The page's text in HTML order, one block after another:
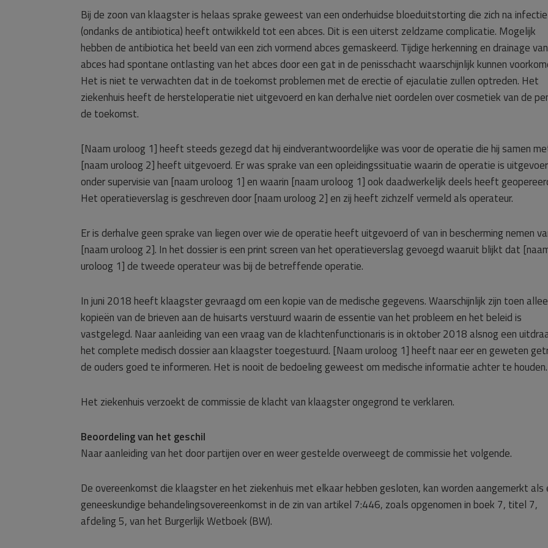
Bij de zoon van klaagster is helaas sprake geweest van een onderhuidse bloeduitstorting die zich na infectie
(ondanks de antibiotica) heeft ontwikkeld tot een abces. Dit is een uiterst zeldzame complicatie. Mogelijk
hebben de antibiotica het beeld van een zich vormend abces gemaskeerd. Tijdige herkenning en drainage
abces had spontane ontlasting van het abces door een gat in de penisschacht waarschijnlijk kunnen
Het is niet te verwachten dat in de toekomst problemen met de erectie of ejaculatie zullen optreden. Het
ziekenhuis heeft de hersteloperatie niet uitgevoerd en kan derhalve niet oordelen over cosmetiek van de
de toekomst.
[Naam uroloog 1] heeft steeds gezegd dat hij eindverantwoordelijke was voor de operatie die hij samen
[naam uroloog 2] heeft uitgevoerd. Er was sprake van een opleidingssituatie waarin de operatie is
onder supervisie van [naam uroloog 1] en waarin [naam uroloog 1] ook daadwerkelijk deels heeft
Het operatieverslag is geschreven door [naam uroloog 2] en zij heeft zichzelf vermeld als operateur.
Er is derhalve geen sprake van liegen over wie de operatie heeft uitgevoerd of van in bescherming nemen
[naam uroloog 2]. In het dossier is een print screen van het operatieverslag gevoegd waaruit blijkt dat
uroloog 1] de tweede operateur was bij de betreffende operatie.
In juni 2018 heeft klaagster gevraagd om een kopie van de medische gegevens. Waarschijnlijk zijn toen
kopieën van de brieven aan de huisarts verstuurd waarin de essentie van het probleem en het beleid is
vastgelegd. Naar aanleiding van een vraag van de klachtenfunctionaris is in oktober 2018 alsnog een
het complete medisch dossier aan klaagster toegestuurd. [Naam uroloog 1] heeft naar eer en geweten
de ouders goed te informeren. Het is nooit de bedoeling geweest om medische informatie achter te houden.
Het ziekenhuis verzoekt de commissie de klacht van klaagster ongegrond te verklaren.
Beoordeling van het geschil
Naar aanleiding van het door partijen over en weer gestelde overweegt de commissie het volgende.
De overeenkomst die klaagster en het ziekenhuis met elkaar hebben gesloten, kan worden aangemerkt als
geneeskundige behandelingsovereenkomst in de zin van artikel 7:446, zoals opgenomen in boek 7, titel 7,
afdeling 5, van het Burgerlijk Wetboek (BW).